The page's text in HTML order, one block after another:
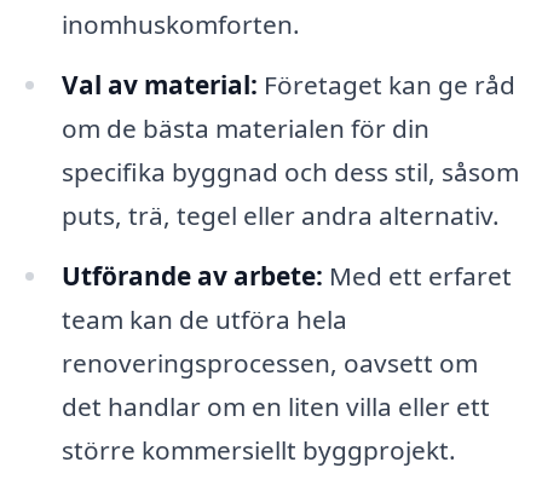
inomhuskomforten.
Val av material: Företaget kan ge råd
om de bästa materialen för din
specifika byggnad och dess stil, såsom
puts, trä, tegel eller andra alternativ.
Utförande av arbete: Med ett erfaret
team kan de utföra hela
renoveringsprocessen, oavsett om
det handlar om en liten villa eller ett
större kommersiellt byggprojekt.